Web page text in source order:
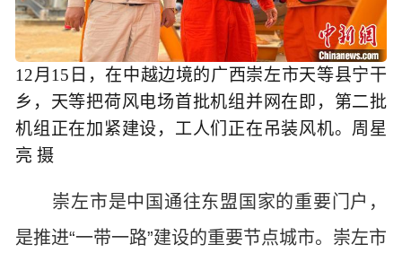
12月15日，在中越边境的广西崇左市天等县宁干
乡，天等把荷风电场首批机组并网在即，第二批
机组正在加紧建设，工人们正在吊装风机。周星
亮 摄
崇左市是中国通往东盟国家的重要门户，
是推进“一带一路”建设的重要节点城市。崇左市